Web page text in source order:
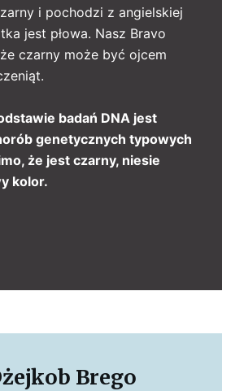
i pochodzi z angielskiej
jest płowa. Nasz Bravo
czarny może być ojcem
badań DNA jest
genetycznych typowych
że jest czarny, niesie
kolor.
Brego